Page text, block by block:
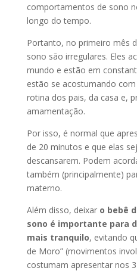
comportamentos de sono
longo do tempo.
Portanto, no primeiro mês
sono são irregulares. Eles
mundo e estão em
estão se acostumando
rotina dos pais, da casa e,
amamentação.
Por isso, é normal que
de 20 minutos e que elas
descansarem. Podem
também (principalmente)
materno.
Além disso, deixaro bebê
sono é importante para
mais tranquilo, evitando
de Moro” (movimentos
costumam apresentar nos